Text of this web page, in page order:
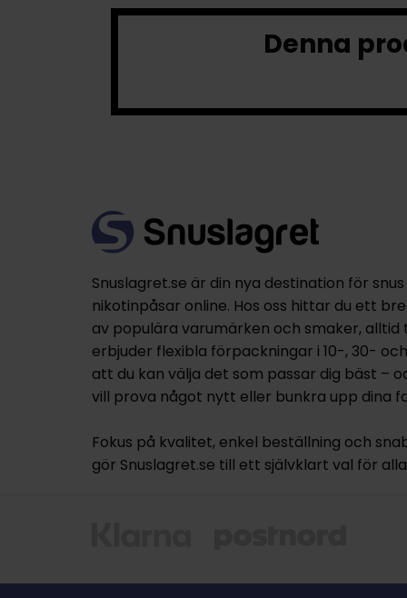
Denna
Snuslagret.se är din nya destination för
nikotinpåsar online. Hos oss hittar du ett
av populära varumärken och smaker, alltid
erbjuder flexibla förpackningar i 10-, 30-
att du kan välja det som passar dig bäst –
vill prova något nytt eller bunkra upp dina
Fokus på kvalitet, enkel beställning och
gör Snuslagret.se till ett självklart val för